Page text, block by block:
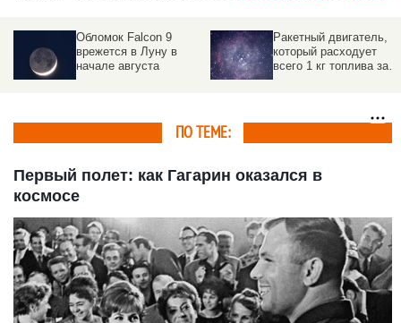
Обломок Falcon 9
врежется в Луну в
начале августа
Ракетный двигатель,
который расходует
всего 1 кг топлива за 6
ПО ТЕМЕ:
Первый полет: как Гагарин оказался в
космосе